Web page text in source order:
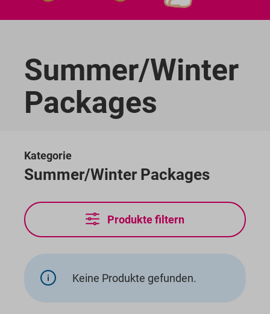
Summer/Winter
Packages
Kategorie
Summer/Winter Packages
Produkte filtern
Keine Produkte gefunden.